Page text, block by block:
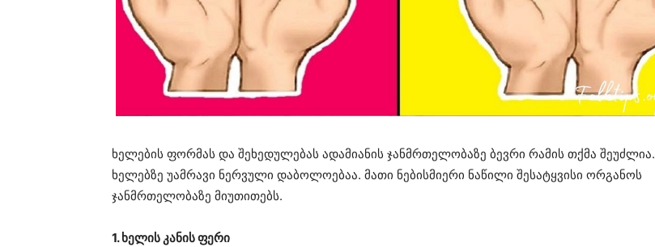
ხელების ფორმას და შეხედულებას ადამიანის ჯანმრთელობაზე ბევრი რამის თქმა შეუძლია.
ხელებზე უამრავი ნერვული დაბოლოებაა. მათი ნებისმიერი ნაწილი შესატყვისი ორგანოს
ჯანმრთელობაზე მიუთითებს.
1. ხელის კანის ფერი